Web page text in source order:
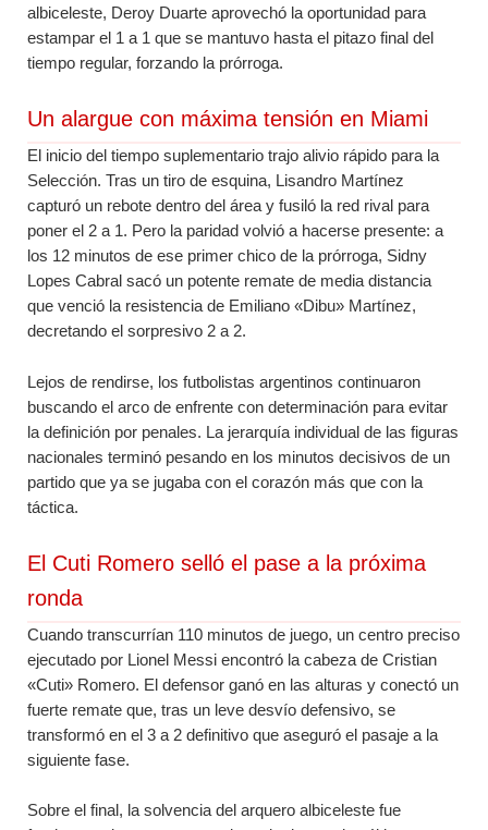
albiceleste, Deroy Duarte aprovechó la oportunidad para
estampar el 1 a 1 que se mantuvo hasta el pitazo final del
tiempo regular, forzando la prórroga.
Un alargue con máxima tensión en Miami
El inicio del tiempo suplementario trajo alivio rápido para la
Selección. Tras un tiro de esquina, Lisandro Martínez
capturó un rebote dentro del área y fusiló la red rival para
poner el 2 a 1. Pero la paridad volvió a hacerse presente: a
los 12 minutos de ese primer chico de la prórroga, Sidny
Lopes Cabral sacó un potente remate de media distancia
que venció la resistencia de Emiliano «Dibu» Martínez,
decretando el sorpresivo 2 a 2.
Lejos de rendirse, los futbolistas argentinos continuaron
buscando el arco de enfrente con determinación para evitar
la definición por penales. La jerarquía individual de las figuras
nacionales terminó pesando en los minutos decisivos de un
partido que ya se jugaba con el corazón más que con la
táctica.
El Cuti Romero selló el pase a la próxima
ronda
Cuando transcurrían 110 minutos de juego, un centro preciso
ejecutado por Lionel Messi encontró la cabeza de Cristian
«Cuti» Romero. El defensor ganó en las alturas y conectó un
fuerte remate que, tras un leve desvío defensivo, se
transformó en el 3 a 2 definitivo que aseguró el pasaje a la
siguiente fase.
Sobre el final, la solvencia del arquero albiceleste fue